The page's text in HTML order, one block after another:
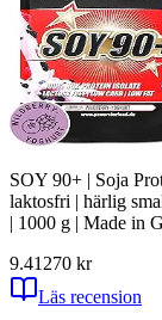
SOY 90+ | Soja
laktosfri | härlig
| 1000 g | Made in
9.41 270 kr
Läs recension